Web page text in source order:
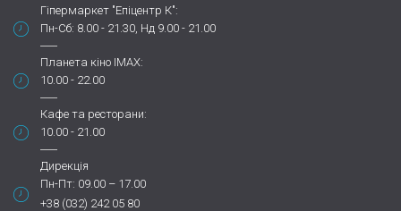
Гіпермаркет "Епіцентр К":
Пн-Сб: 8.00 - 21.30, Нд 9.00 - 21.00
Планета кіно IMAX:
10.00 - 22.00
Кафе та ресторани:
10.00 - 21.00
Дирекція
Пн-Пт: 09.00 – 17.00
+38 (032) 242 05 80